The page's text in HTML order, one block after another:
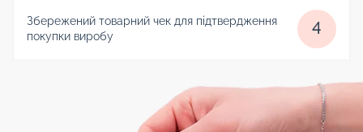
Збережений товарний чек для підтвердження
покупки виробу
4